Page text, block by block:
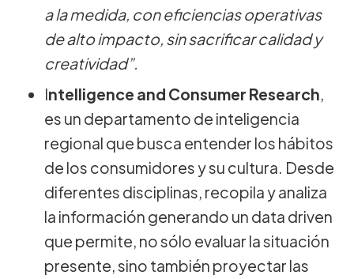
a la medida, con eficiencias operativas
de alto impacto, sin sacrificar calidad y
creatividad”.
Intelligence and Consumer Research,
es un departamento de inteligencia
regional que busca entender los hábitos
de los consumidores y su cultura. Desde
diferentes disciplinas, recopila y analiza
la información generando un data driven
que permite, no sólo evaluar la situación
presente, sino también proyectar las